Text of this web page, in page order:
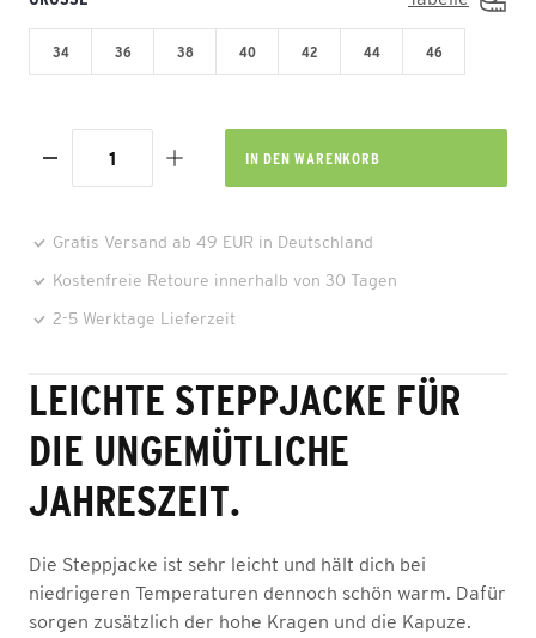
34 36 38 40 42 44 46
IN DEN WARENKORB
Gratis Versand ab 49 EUR in Deutschland
Kostenfreie Retoure innerhalb von 30 Tagen
2-5 Werktage Lieferzeit
LEICHTE STEPPJACKE FÜR
DIE UNGEMÜTLICHE
JAHRESZEIT.
Die Steppjacke ist sehr leicht und hält dich bei
niedrigeren Temperaturen dennoch schön warm. Dafür
sorgen zusätzlich der hohe Kragen und die Kapuze.